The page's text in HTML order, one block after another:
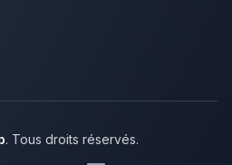
. Tous droits réservés.